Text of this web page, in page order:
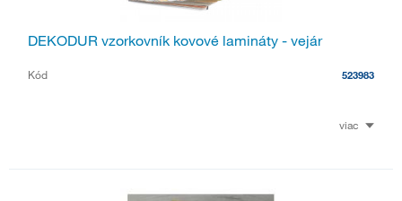
DEKODUR vzorkovník kovové lamináty - vejár
Kód 523983
viac